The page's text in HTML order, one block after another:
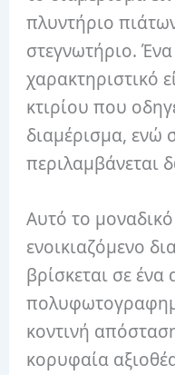
πλυντήριο
στεγνωτήριο.
χαρακτηριστικό
κτιρίου που
διαμέρισμα, ενώ
περιλαμβάνεται
Αυτό το
ενοικιαζόμενο
βρίσκεται σε ένα
κοντινή
κορυφαία